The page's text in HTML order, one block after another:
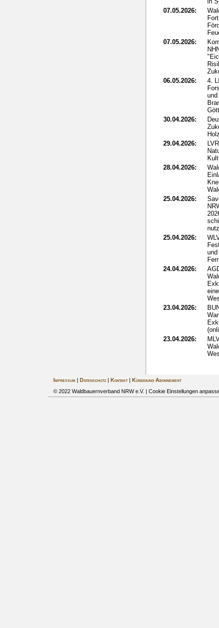
07.05.2026:
07.05.2026:
06.05.2026:
4.
30.04.2026:
29.04.2026:
28.04.2026:
25.04.2026:
25.04.2026:
24.04.2026:
23.04.2026:
23.04.2026:
Impressum| Datenschutz| Kontakt|
Kündigung Abonnement
© 2022 Waldbauernverband NRW e.V. | Cookie Einstellungen